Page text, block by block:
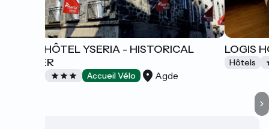
LOGIS HÔTEL YSERIA - HISTORICAL
CENTER
Accueil Vélo Agde
LOGIS
Hôtels